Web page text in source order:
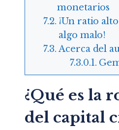
monetarios
¡Un ratio
algo malo!
Acerca del
¿Qué es la
del capital